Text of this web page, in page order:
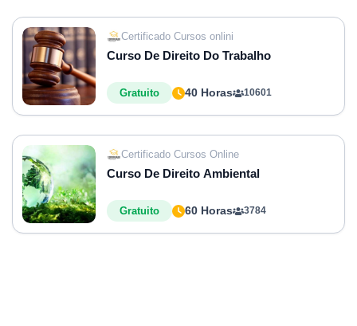
Certificado Cursos onlini
Curso De Direito Do Trabalho
40 Horas
Gratuito 10601
Certificado Cursos Online
Curso De Direito Ambiental
60 Horas
Gratuito 3784